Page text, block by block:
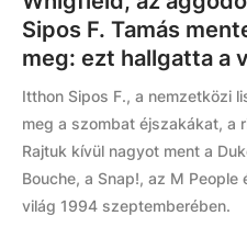
Sipos F. Tamás
meg: ezt hallgatta a
Itthon Sipos F., a nemzetközi
meg a szombat éjszakákat, a
Rajtuk kívül nagyot ment a
Bouche, a Snap!, az M People
világ 1994 szeptemberében.